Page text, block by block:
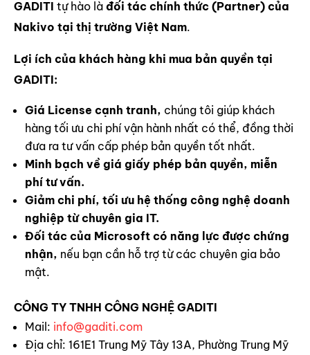
GADITI tự hào là đối tác chính thức (Partner) của
Nakivo tại thị trường Việt Nam.
Lợi ích của khách hàng khi mua bản quyền tại
GADITI:
Giá License cạnh tranh, chúng tôi giúp khách
hàng tối ưu chi phí vận hành nhất có thể, đồng thời
đưa ra tư vấn cấp phép bản quyền tốt nhất.
Minh bạch về giá giấy phép bản quyền, miễn
phí tư vấn.
Giảm chi phí, tối ưu hệ thống công nghệ doanh
nghiệp từ chuyên gia IT.
Đối tác của Microsoft có năng lực được chứng
nhận, nếu bạn cần hỗ trợ từ các chuyên gia bảo
mật.
CÔNG TY TNHH CÔNG NGHỆ GADITI
Mail: info@gaditi.com
Địa chỉ: 161E1 Trung Mỹ Tây 13A, Phường Trung Mỹ